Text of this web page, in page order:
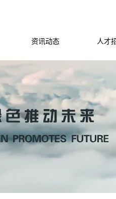
资讯动态 人才